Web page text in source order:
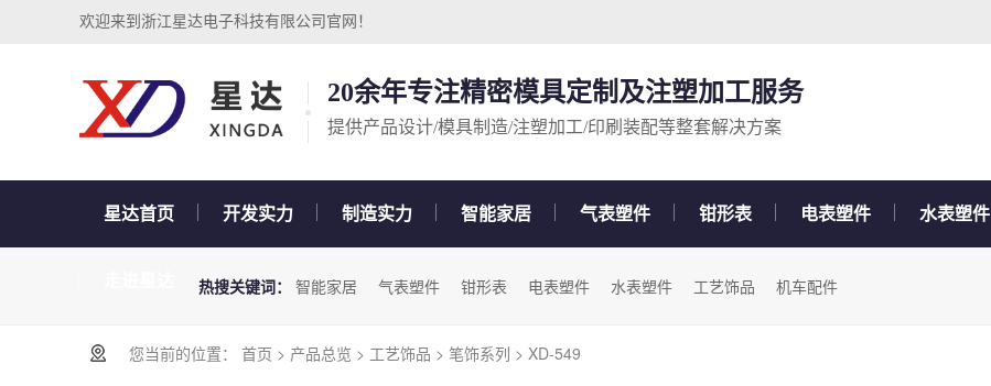
欢迎来到浙江星达电子科技有限公司官网！
20余年专注精密模具定制及注塑加工服务
提供产品设计/模具制造/注塑加工/印刷装配等整套解决方案
星达首页 开发实力 制造实力 智能家居 气表塑件 钳形表 电表塑件 水表塑件
热搜关键词： 智能家居 气表塑件 钳形表 电表塑件 水表塑件 工艺饰品 机车配件
您当前的位置： 首页 > 产品总览 > 工艺饰品 > 笔饰系列 > XD-549